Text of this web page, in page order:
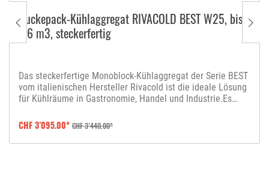
Huckepack-Kühlaggregat RIVACOLD BEST W25, bis
3.6 m3, steckerfertig
Das steckerfertige Monoblock-Kühlaggregat der Serie BEST
vom italienischen Hersteller Rivacold ist die ideale Lösung
für Kühlräume in Gastronomie, Handel und Industrie.Es
Installation und energieeffizienten Betrieb – alles in einem
kompakten, wandmontierten Gerät. Das Aggregat ist mit
einem vollhermetischen Kompressor, elektronischen
CHF 3’095.00* CHF 3’440.00*